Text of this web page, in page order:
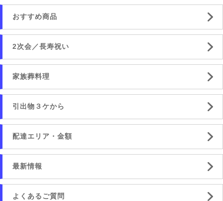
おすすめ商品
2次会／長寿祝い
家族葬料理
引出物３ケから
配達エリア・金額
最新情報
よくあるご質問